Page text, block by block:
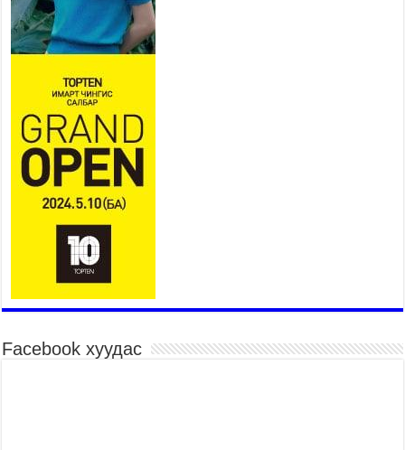
дүнд хөрөнгө оруулалтын таатай орчин бүрдэнэ
2026 оны 7 сар 28 / 16 цаг 43 минут
Нийгмийн чиглэлийн төслүүдийн санхүүжилтэд
хийгдэж буй шалгалтын улмаас сургуулийн
бүтээн байгуулалтын төслийн ашиглалтад орох
хугацаа хойшилж байна
2026 оны 7 сар 28 / 14 цаг 33 минут
Хан-Уул дүүргийн 4 дүгээр хороонд баригдсан
960 хүүхдийн хүчин чадалтай сургуулийн
барилгын ажил дууссан байна
2026 оны 7 сар 28 / 14 цаг 29 минут
Жил бүр ярьдаг, жил бүр давтагддаг 10 асуудал
2026 оны 7 сар 28 / 12 цаг 40 минут
Нийслэлийн Засаг дарга бөгөөд Улаанбаатар
хотын Захирагч Б.Пүрэвдагва өнөөдөр НҮБ-ын
Суурин зохицуулагч Ян ван Хиердэнтэй уулзлаа
Facebook хуудас